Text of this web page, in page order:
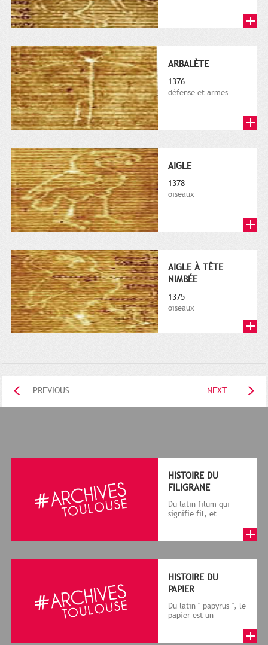
ARBALÈTE
1376
défense et armes
AIGLE
1378
oiseaux
AIGLE À TÊTE
NIMBÉE
1375
oiseaux
PREVIOUS NEXT
HISTOIRE DU
FILIGRANE
Du latin filum qui
signifie fil, et
le cadre de la f...
HISTOIRE DU
PAPIER
Du latin " papyrus ", le
papier est un